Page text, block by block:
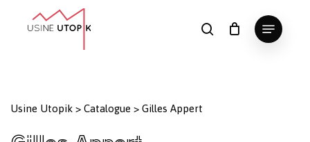
search
Menu
Panier Fermer
le
Usine Utopik > Catalogue > Gilles Appert
Fermer
lesClose